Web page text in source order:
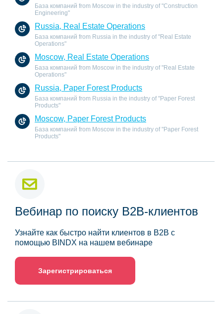
База компаний from Moscow in the industry of "Construction
Engineering"
Russia, Real Estate Operations
База компаний from Russia in the industry of "Real Estate
Operations"
Moscow, Real Estate Operations
База компаний from Moscow in the industry of "Real Estate
Operations"
Russia, Paper Forest Products
База компаний from Russia in the industry of "Paper Forest
Products"
Moscow, Paper Forest Products
База компаний from Moscow in the industry of "Paper Forest
Products"
Вебинар по поиску B2B-клиентов
Узнайте как быстро найти клиентов в B2B с
помощью BINDX на нашем вебинаре
Зарегистрироваться